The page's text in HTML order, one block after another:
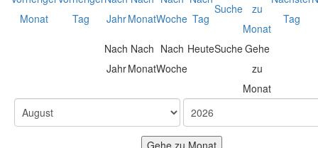
Nach
Jahr
Nach
Monat
Nach
Woche
HeuteSucheGehe
zu
Monat